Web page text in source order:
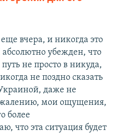
вчера, и никогда это
абсолютно убежден, что
не просто в никуда,
не поздно сказать
даже не
мои ощущения,
более
что эта ситуация будет